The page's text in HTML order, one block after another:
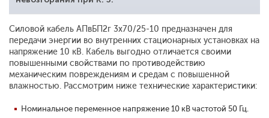
Силовой кабель АПвБП2г 3x70/25-10 предназначен для
передачи энергии во внутренних стационарных установках на
напряжение 10 кВ. Кабель выгодно отличается своими
повышенными свойствами по противодействию
механическим повреждениям и средам с повышенной
влажностью. Рассмотрим ниже технические характеристики:
Номинальное переменное напряжение 10 кВ частотой 50 Гц.